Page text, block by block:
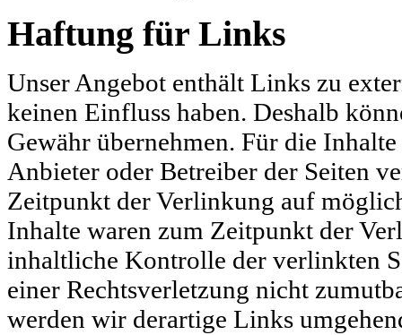
Haftung für Links
Unser Angebot enthält Links zu
keinen Einfluss haben. Deshalb
Gewähr übernehmen. Für die
Anbieter oder Betreiber der Seiten
Zeitpunkt der Verlinkung auf
Inhalte waren zum Zeitpunkt der
inhaltliche Kontrolle der verlinkten
einer Rechtsverletzung nicht
werden wir derartige Links